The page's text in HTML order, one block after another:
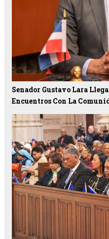
Senador Gustavo Lara
Encuentros Con La